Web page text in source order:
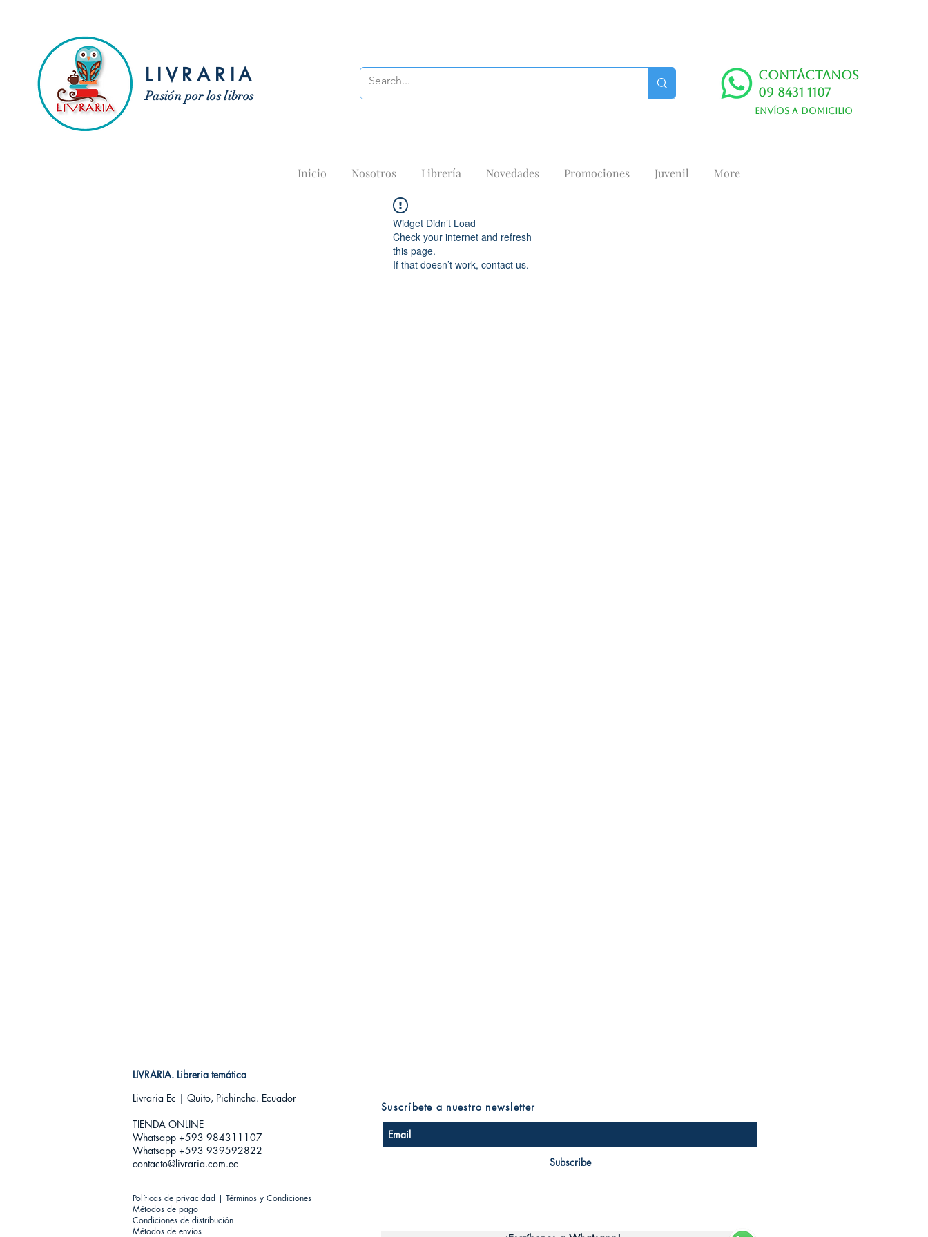
LIVRARIA
Pasión por los libros
Contáctanos
09 8431 1107
Envíos a domicilio
Inicio Nosotros Librería Novedades Promociones Juvenil More
Widget Didn’t Load
Check your internet and refresh
this page.
If that doesn’t work, contact us.
LIVRARIA. Libreria temática
Livraria Ec | Quito, Pichincha. Ecuador
TIENDA ONLINE​
Whatsapp +593 984311107
Whatsapp +593 939592822
contacto@livraria.com.ec
Políticas de privacidad | Términos y Condiciones
Métodos de pago
Condiciones de distribución
Métodos de envíos
Subscribe
Suscríbete a nuestro newsletter